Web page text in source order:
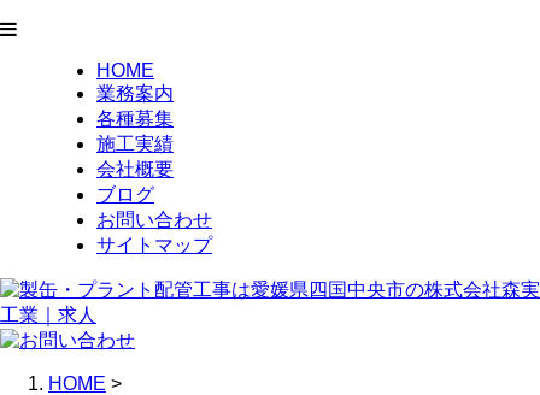
HOME
業務案内
各種募集
施工実績
会社概要
ブログ
お問い合わせ
サイトマップ
HOME >